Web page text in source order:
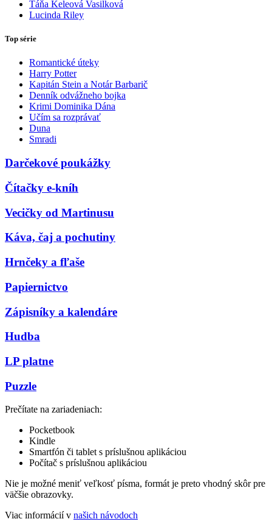
Táňa Keleová Vasilková
Lucinda Riley
Top série
Romantické úteky
Harry Potter
Kapitán Stein a Notár Barbarič
Denník odvážneho bojka
Krimi Dominika Dána
Učím sa rozprávať
Duna
Smradi
Darčekové poukážky
Čítačky e-kníh
Vecičky od Martinusu
Káva, čaj a pochutiny
Hrnčeky a fľaše
Papiernictvo
Zápisníky a kalendáre
Hudba
LP platne
Puzzle
Prečítate na zariadeniach:
Pocketbook
Kindle
Smartfón či tablet s príslušnou aplikáciou
Počítač s príslušnou aplikáciou
Nie je možné meniť veľkosť písma, formát je preto vhodný skôr pre
väčšie obrazovky.
Viac informácií v našich návodoch